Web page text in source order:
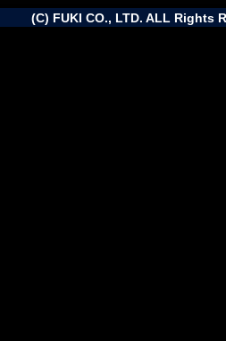
(C) FUKI CO., LTD. ALL Rights